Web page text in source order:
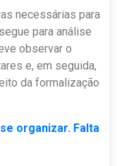
necessárias para
para análise
observar o
e, em seguida,
da formalização
organizar. Falta